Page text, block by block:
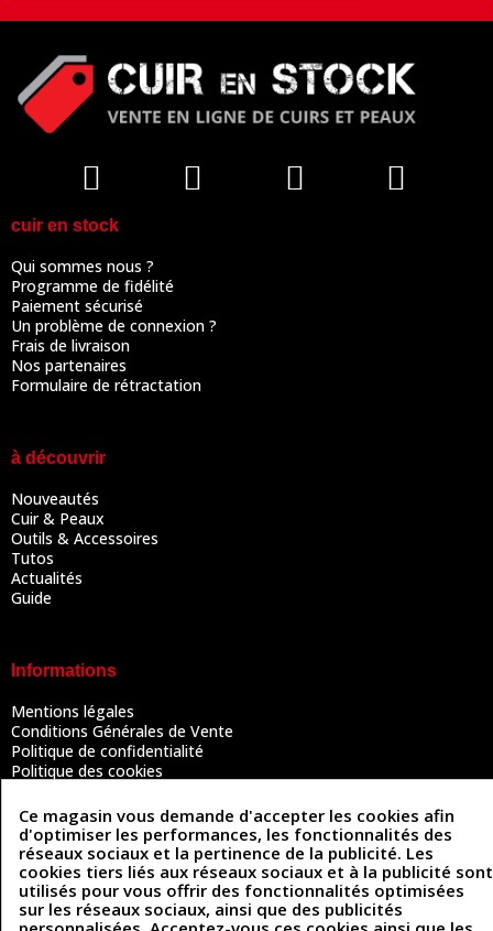
cuir en stock
Qui sommes nous ?
Programme de fidélité
Paiement sécurisé
Un problème de connexion ?
Frais de livraison
Nos partenaires
Formulaire de rétractation
à découvrir
Nouveautés
Cuir & Peaux
Outils & Accessoires
Tutos
Actualités
Guide
Informations
Mentions légales
Conditions Générales de Vente
Politique de confidentialité
Politique des cookies
Coordonnées
493 Chemin de Catougnac
81300 Graulhet
05 63 34 51 88
Ce magasin vous demande d'accepter les cookies afin
d'optimiser les performances, les fonctionnalités des
réseaux sociaux et la pertinence de la publicité. Les
cookies tiers liés aux réseaux sociaux et à la publicité sont
utilisés pour vous offrir des fonctionnalités optimisées
sur les réseaux sociaux, ainsi que des publicités